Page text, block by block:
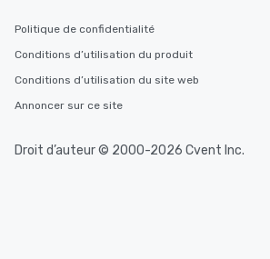
Politique de confidentialité
Conditions d’utilisation du produit
Conditions d’utilisation du site web
Annoncer sur ce site
Droit d’auteur © 2000-2026 Cvent Inc.